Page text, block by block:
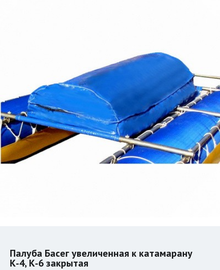
Палуба Басег увеличенная к катамарану
К-4, К-6 закрытая